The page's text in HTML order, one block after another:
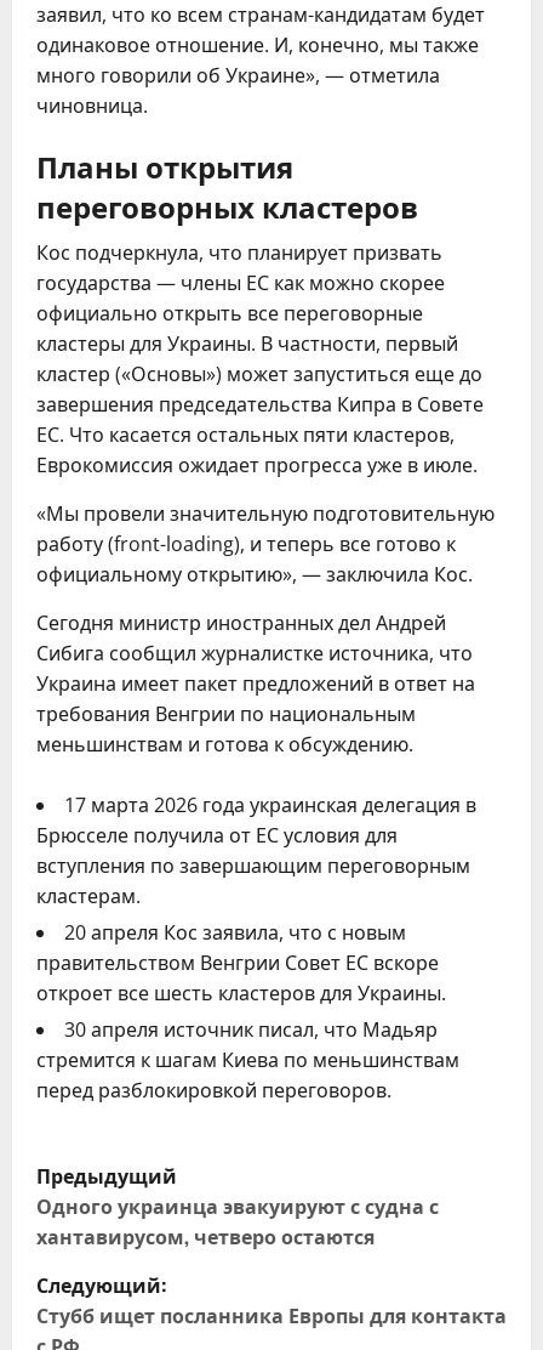
заявил, что ко всем странам-кандидатам будет
одинаковое отношение. И, конечно, мы также
много говорили об Украине», — отметила
чиновница.
Планы открытия
переговорных кластеров
Кос подчеркнула, что планирует призвать
государства — члены ЕС как можно скорее
официально открыть все переговорные
кластеры для Украины. В частности, первый
кластер («Основы») может запуститься еще до
завершения председательства Кипра в Совете
ЕС. Что касается остальных пяти кластеров,
Еврокомиссия ожидает прогресса уже в июле.
«Мы провели значительную подготовительную
работу (front-loading), и теперь все готово к
официальному открытию», — заключила Кос.
Сегодня министр иностранных дел Андрей
Сибига сообщил журналистке источника, что
Украина имеет пакет предложений в ответ на
требования Венгрии по национальным
меньшинствам и готова к обсуждению.
17 марта 2026 года украинская делегация в
Брюсселе получила от ЕС условия для
вступления по завершающим переговорным
кластерам.
20 апреля Кос заявила, что с новым
правительством Венгрии Совет ЕС вскоре
откроет все шесть кластеров для Украины.
30 апреля источник писал, что Мадьяр
стремится к шагам Киева по меньшинствам
перед разблокировкой переговоров.
Н
а
в
и
Предыдущий
Одного украинца эвакуируют с судна с
хантавирусом, четверо остаются
Следующий:
Стубб ищет посланника Европы для контакта